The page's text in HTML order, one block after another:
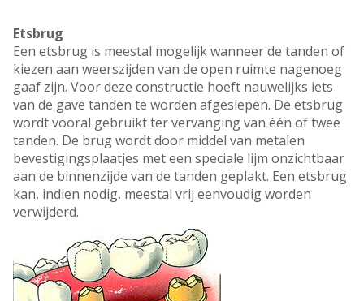
Etsbrug
Een etsbrug is meestal mogelijk wanneer de tanden of
kiezen aan weerszijden van de open ruimte nagenoeg
gaaf zijn. Voor deze constructie hoeft nauwelijks iets
van de gave tanden te worden afgeslepen. De etsbrug
wordt vooral gebruikt ter vervanging van één of twee
tanden. De brug wordt door middel van metalen
bevestigingsplaatjes met een speciale lijm onzichtbaar
aan de binnenzijde van de tanden geplakt. Een etsbrug
kan, indien nodig, meestal vrij eenvoudig worden
verwijderd.